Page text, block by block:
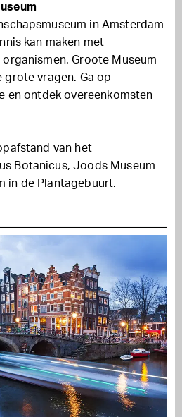
in Amsterdam
kan maken met
Groote Museum
grote vragen. Ga op
en ontdek overeenkomsten
van het
Botanicus, Joods Museum
in de Plantagebuurt.